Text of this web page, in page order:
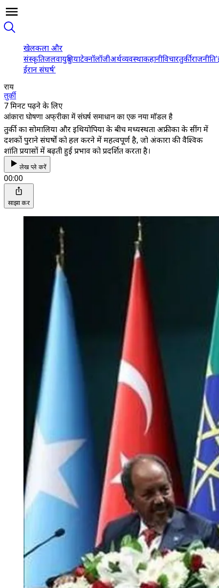
खेलकला और
संस्कृतिजलवायुदुनियाटेक्नॉलॉजीअर्थव्यवस्थाकहानीविचारतुर्कीराजनीति
ईरान संघर्ष'
राय
तुर्की
7 मिनट पढ़ने के लिए
आंकारा घोषणा अफ्रीका में संघर्ष समाधान का एक नया मॉडल है
तुर्की का सोमालिया और इथियोपिया के बीच मध्यस्थता अफ्रीका के सींग में
दशकों पुराने संघर्षों को हल करने में महत्वपूर्ण है, जो अंकारा की वैश्विक
शांति प्रयासों में बढ़ती हुई प्रभाव को प्रदर्शित करता है।
लेख प्ले करें
00:00
साझा करें